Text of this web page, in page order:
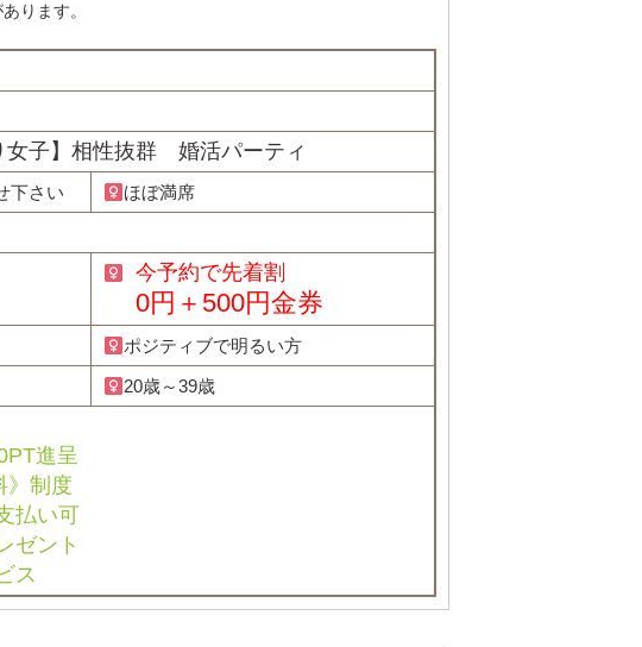
ります。
女子】相性抜群 婚活パーティ
下さい ほぼ満席
今予約で先着割
0円＋500円金券
ポジティブで明るい方
20歳～39歳
進呈
》制度
払い可
ゼント
ス